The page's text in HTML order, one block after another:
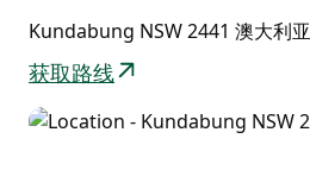
腹黑蛇（很少见）和巨蜥。
Kundabung NSW 2441 澳大利亚
获取路线